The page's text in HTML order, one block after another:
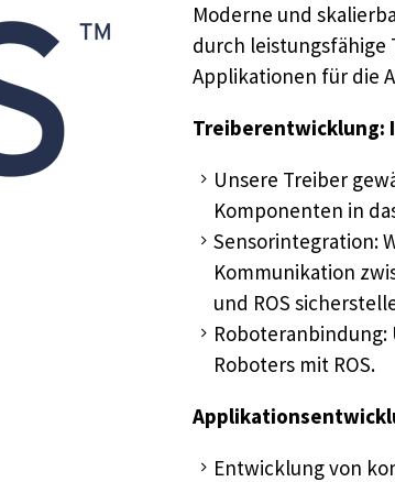
Moderne und
durch leistungsfähige
Applikationen für die
Treiberentwicklung:
Unsere Treiber
Komponenten in
Sensorintegration:
Kommunikation
und ROS
Roboters mit ROS.
Entwicklung von